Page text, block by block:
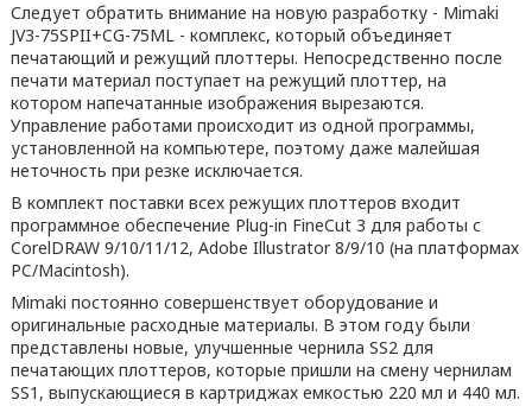
Следует обратить внимание на новую разработку - Mimaki
JV3-75SPII+CG-75ML - комплекс, который объединяет
печатающий и режущий плоттеры. Непосредственно после
печати материал поступает на режущий плоттер, на
котором напечатанные изображения вырезаются.
Управление работами происходит из одной программы,
установленной на компьютере, поэтому даже малейшая
неточность при резке исключается.
В комплект поставки всех режущих плоттеров входит
программное обеспечение Plug-in FineCut 3 для работы с
CorelDRAW 9/10/11/12, Adobe Illustrator 8/9/10 (на платформах
PC/Macintosh).
Mimaki постоянно совершенствует оборудование и
оригинальные расходные материалы. В этом году были
представлены новые, улучшенные чернила SS2 для
печатающих плоттеров, которые пришли на смену чернилам
SS1, выпускающиеся в картриджах емкостью 220 мл и 440 мл.